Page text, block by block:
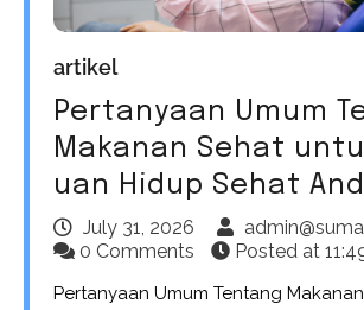
artikel
Pertanyaan Umum
Makanan Sehat
uan Hidup Sehat
July 31, 2026
0 Comments
Posted at
Pertanyaan Umum Tentang